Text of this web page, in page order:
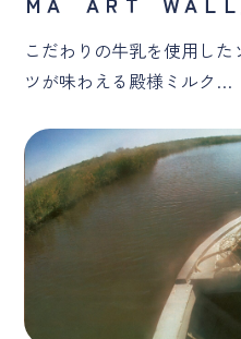
こだわりの牛乳を使用し
ツが味わえる殿様ミルク…